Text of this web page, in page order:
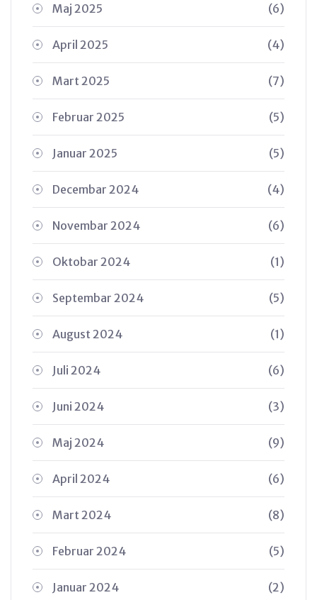
Maj 2025 (6)
April 2025 (4)
Mart 2025 (7)
Februar 2025 (5)
Januar 2025 (5)
Decembar 2024 (4)
Novembar 2024 (6)
Oktobar 2024 (1)
Septembar 2024 (5)
August 2024 (1)
Juli 2024 (6)
Juni 2024 (3)
Maj 2024 (9)
April 2024 (6)
Mart 2024 (8)
Februar 2024 (5)
Januar 2024 (2)